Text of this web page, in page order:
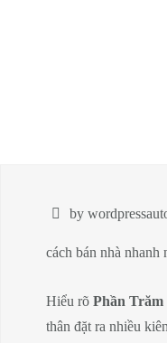
by
cách bán nhà nhanh
Hiểu rõ Phần Trăm
thân đặt ra nhiều